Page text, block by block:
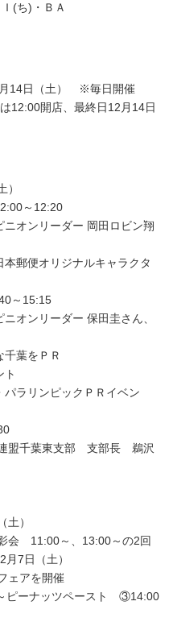
(ち)・ＢＡ
14日（土） ※毎日開催
開店、最終日12月14日
）
～12:20
ンリーダー 岡田ロビン翔
便オリジナルキャラクタ
～15:15
オンリーダー 保田圭さん、
葉をＰＲ
パラリンピックＰＲイベン
盟千葉東支部 支部長 鵜沢
土）
11:00～、13:00～の2回
7日（土）
アを開催
ナッツペースト ③14:00